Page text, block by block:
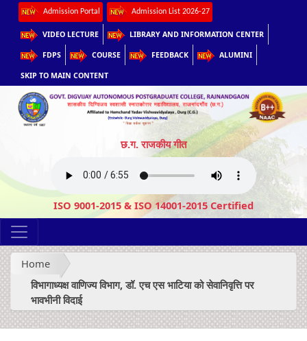
Admission Portal Admission List 2026-27
VIDEO LECTURE LIBRARY AND INFORMATION CENTER
FDPS COURSE FEEDBACK ALUMINI
SKIP TO MAIN CONTENT
छ.ग. राजकीय गीत
ISO 9001-2015 & ISO 14001-2015 Certified
Home
विभागाध्यक्ष वाणिज्य विभाग, डॉ. एच एस भाटिया को सेवानिवृत्ति पर
भावभीनी विदाई